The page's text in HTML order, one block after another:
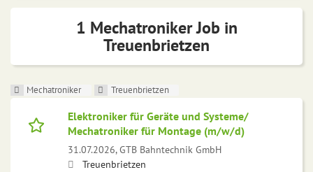
1 Mechatroniker Job in
Treuenbrietzen
Mechatroniker Treuenbrietzen
Elektroniker für Geräte und Systeme/
Mechatroniker für Montage (m/w/d)
31.07.2026,GTB Bahntechnik GmbH
Treuenbrietzen